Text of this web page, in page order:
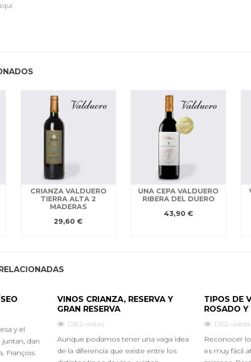
CRIANZA VALDUERO
TIERRA ALTA 2
MADERAS
29,60 €
UNA CEPA VALDUERO
RIBERA DEL DUERO
43,90 €
y el
dan
François
VINOS CRIANZA, RESERVA Y
GRAN RESERVA
1282 visitas
Aunque podamos tener una vaga idea
de la diferencia que existe entre los
TIPOS DE
ROSADO
1263 visitas
Reconocer
es muy fácil